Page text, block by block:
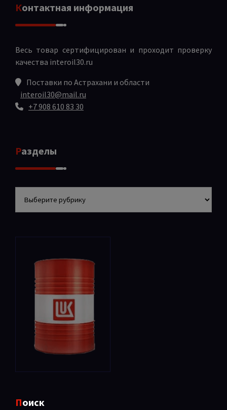
Контактная информация
Весь товар сертифицирован и проходит проверку
качества interoil30.ru
Поставки по Астрахани и области
interoil30@mail.ru
+7 908 610 83 30
Разделы
Поиск